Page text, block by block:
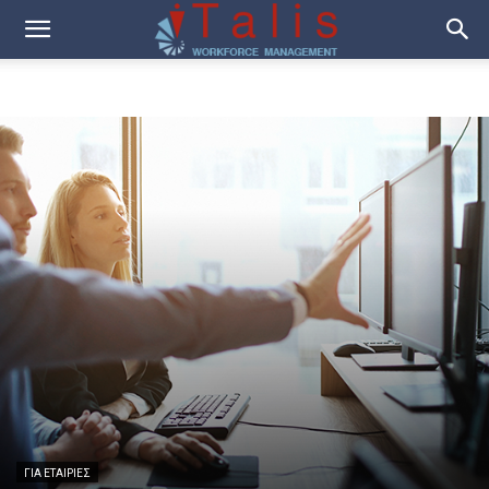
ΓΙΑ ΕΤΑΙΡΙΕΣ